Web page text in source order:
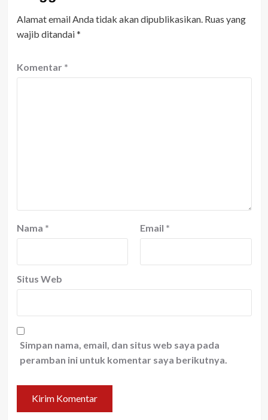
Alamat email Anda tidak akan dipublikasikan. Ruas yang
wajib ditandai*
Komentar *
Nama * Email *
Situs Web
Simpan nama, email, dan situs web saya pada
peramban ini untuk komentar saya berikutnya.